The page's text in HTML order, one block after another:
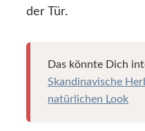
der Tür.
Das könnte Dich
Skandinavische
natürlichen Look